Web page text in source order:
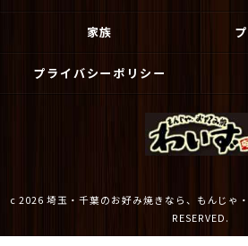
家族
プライバシーポリシー
c 2026 埼玉・千葉のお好み焼きなら、もんじゃ
RESERVED.